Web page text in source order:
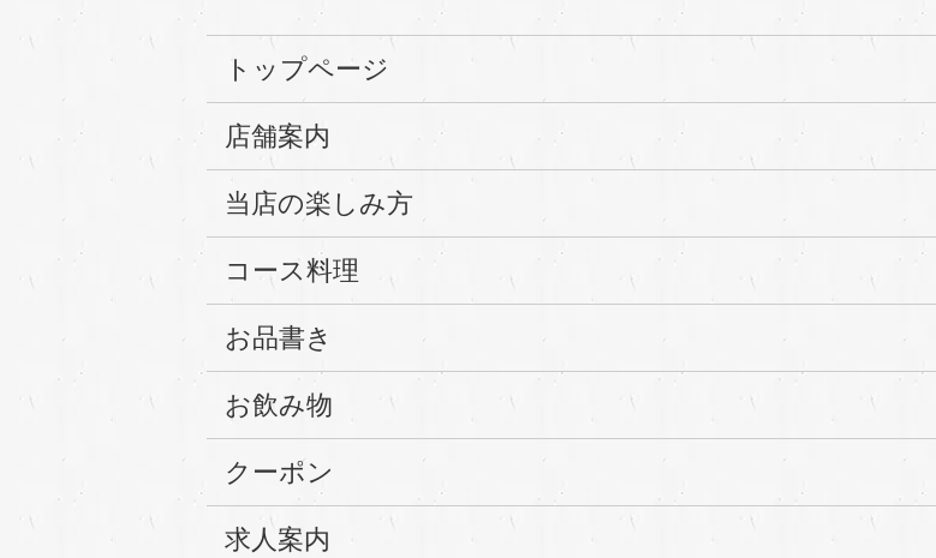
トップページ
店舗案内
当店の楽しみ方
コース料理
お品書き
お飲み物
クーポン
求人案内